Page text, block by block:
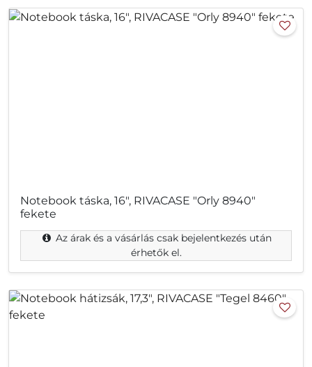
Notebook táska, 16", RIVACASE "Orly 8940"
fekete
Az árak és a vásárlás csak bejelentkezés után
érhetők el.